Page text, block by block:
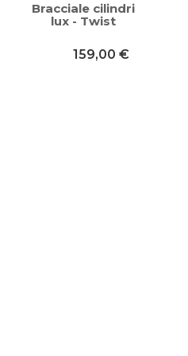
Bracciale cilindri
lux - Twist
159,00 €